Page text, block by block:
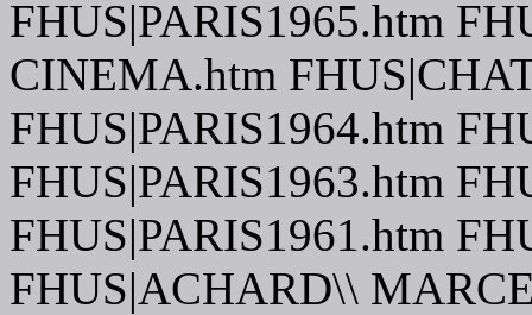
FHUS|PARIS1965.htm
CINEMA.htm
FHUS|PARIS1964.htm
FHUS|PARIS1963.htm
FHUS|PARIS1961.htm
FHUS|ACHARD\\